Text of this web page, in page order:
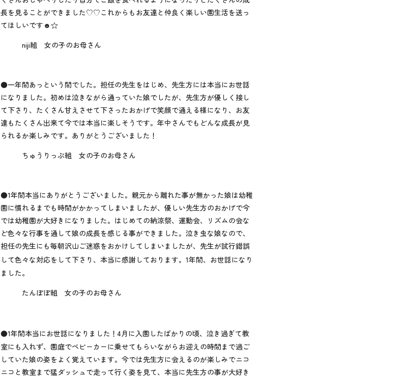
長を見ることができました♡♡これからもお友達と仲良く楽しい園生活を送っ
てほしいです☻☆
niji組 女の子のお母さん
●一年間あっという間でした。担任の先生をはじめ、先生方には本当にお世話
になりました。初めは泣きながら通っていた娘でしたが、先生方が優しく接し
て下さり、たくさん甘えさせて下さったおかげで笑顔で通える様になり、お友
達もたくさん出来て今では本当に楽しそうです。年中さんでもどんな成長が見
られるか楽しみです。ありがとうございました！
ちゅうりっぷ組 女の子のお母さん
●1年間本当にありがとうございました。親元から離れた事が無かった娘は幼稚
園に慣れるまでも時間がかかってしまいましたが、優しい先生方のおかげで今
では幼稚園が大好きになりました。はじめての納涼祭、運動会、リズムの会な
ど色々な行事を通して娘の成長を感じる事ができました。泣き虫な娘なので、
担任の先生にも毎朝沢山ご迷惑をおかけしてしまいましたが、先生が試行錯誤
して色々な対応をして下さり、本当に感謝しております。 1年間、お世話になり
ました。
たんぽぽ組 女の子のお母さん
●1年間本当にお世話になりました！4月に入園したばかりの頃、泣き過ぎて教
室にも入れず、園庭でベビーカーに乗せてもらいながらお迎えの時間まで過ご
していた娘の姿をよく覚えています。今では先生方に会えるのが楽しみでニコ
ニコと教室まで猛ダッシュで走って行く姿を見て、本当に先生方の事が大好き